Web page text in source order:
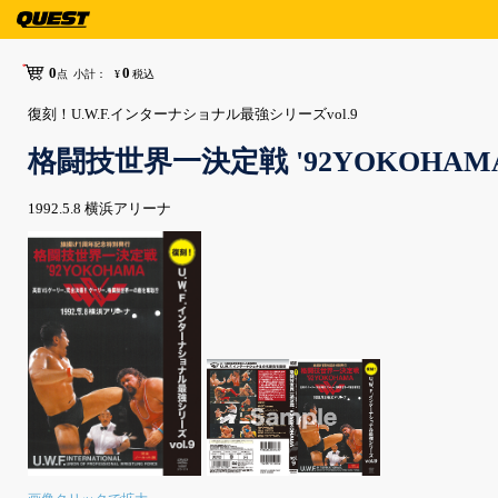
0点 小計： ¥0 税込
復刻！U.W.F.インターナショナル最強シリーズvol.9
格闘技世界一決定戦
1992.5.8 横浜アリーナ